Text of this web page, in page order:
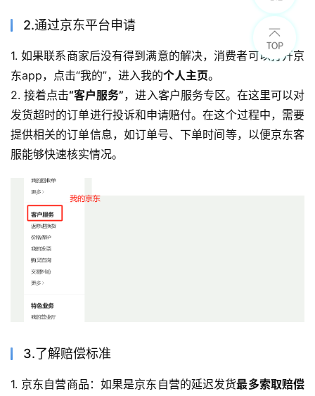
2.通过京东平台申请
1. 如果联系商家后没有得到满意的解决，消费者可以打开京
东app，点击“我的”，进入我的个人主页。
2. 接着点击“客户服务”，进入客户服务专区。在这里可以对
发货超时的订单进行投诉和申请赔付。在这个过程中，需要
提供相关的订单信息，如订单号、下单时间等，以便京东客
服能够快速核实情况。
3.了解赔偿标准
1. 京东自营商品：如果是京东自营的延迟发货最多索取赔偿